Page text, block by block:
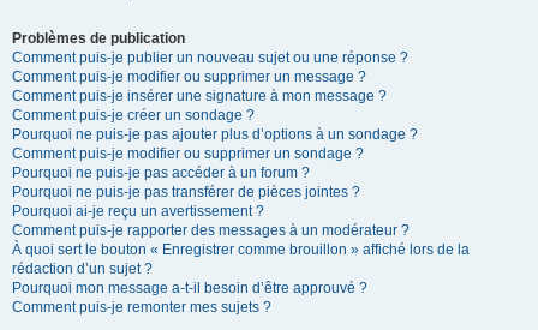
Problèmes de publication
Comment puis-je publier un nouveau sujet ou une réponse ?
Comment puis-je modifier ou supprimer un message ?
Comment puis-je insérer une signature à mon message ?
Comment puis-je créer un sondage ?
Pourquoi ne puis-je pas ajouter plus d’options à un sondage ?
Comment puis-je modifier ou supprimer un sondage ?
Pourquoi ne puis-je pas accéder à un forum ?
Pourquoi ne puis-je pas transférer de pièces jointes ?
Pourquoi ai-je reçu un avertissement ?
Comment puis-je rapporter des messages à un modérateur ?
À quoi sert le bouton « Enregistrer comme brouillon » affiché lors de la
rédaction d’un sujet ?
Pourquoi mon message a-t-il besoin d’être approuvé ?
Comment puis-je remonter mes sujets ?